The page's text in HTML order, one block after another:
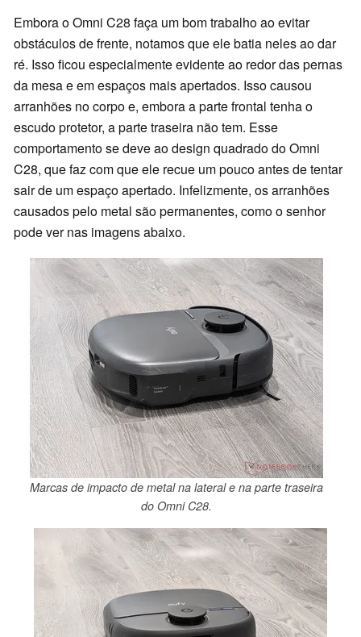
Embora o Omni C28 faça um bom trabalho ao evitar
obstáculos de frente, notamos que ele batia neles ao dar
ré. Isso ficou especialmente evidente ao redor das pernas
da mesa e em espaços mais apertados. Isso causou
arranhões no corpo e, embora a parte frontal tenha o
escudo protetor, a parte traseira não tem. Esse
comportamento se deve ao design quadrado do Omni
C28, que faz com que ele recue um pouco antes de tentar
sair de um espaço apertado. Infelizmente, os arranhões
causados pelo metal são permanentes, como o senhor
pode ver nas imagens abaixo.
Marcas de impacto de metal na lateral e na parte traseira
do Omni C28.